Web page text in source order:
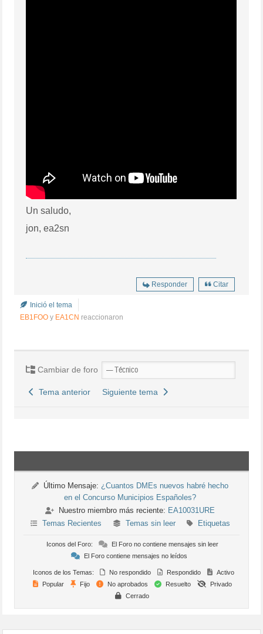
Un saludo,
jon, ea2sn
Responder Citar
Inició el tema
EB1FOO y EA1CN reaccionaron
Cambiar de foro
Tema anterior Siguiente tema
Último Mensaje: ¿Cuantos DMEs nuevos habré hecho
en el Concurso Municipios Españoles?
Nuestro miembro más reciente: EA10031URE
Temas Recientes
Temas sin leer Etiquetas
Iconos del Foro:
El Foro no contiene mensajes sin leer
El Foro contiene mensajes no leídos
Iconos de los Temas: No respondido Respondido
Activo
Popular
Fijo No aprobados Resuelto
Privado
Cerrado